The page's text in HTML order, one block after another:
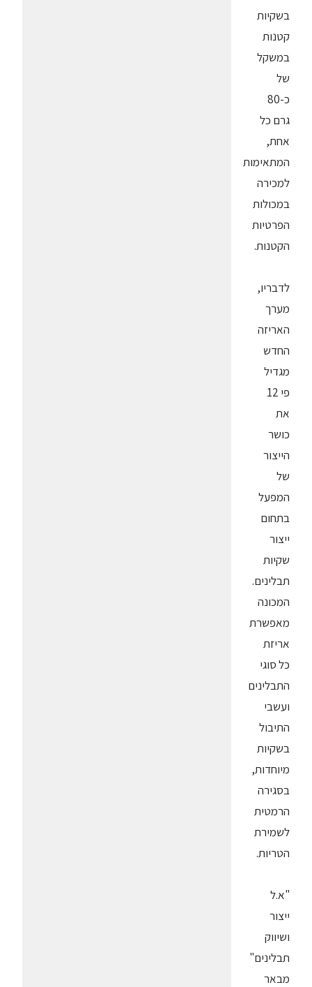
בשקיות
קטנות
במשקל
של
כ-80
גרם כל
אחת,
המתאימות
למכירה
במכולות
הפרטיות
הקטנות.
לדבריו,
מערך
האריזה
החדש
מגדיל
פי 12
את
כושר
הייצור
של
המפעל
בתחום
ייצור
שקיות
תבלינים.
המכונה
מאפשרת
אריזת
כל סוגי
התבלינים
ועשבי
התיבול
בשקיות
מיוחדות,
בסגירה
הרמטית
לשמירת
הטריות.
"א.ל
ייצור
ושיווק
תבלינים"
מבאר